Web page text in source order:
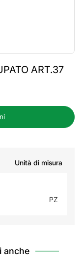
ART.37
Unità di misura
PZ
anche